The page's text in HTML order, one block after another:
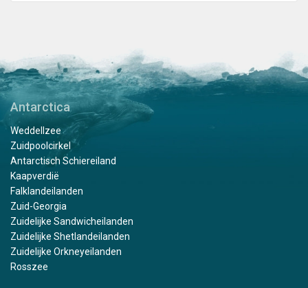
Antarctica
Weddellzee
Zuidpoolcirkel
Antarctisch Schiereiland
Kaapverdië
Falklandeilanden
Zuid-Georgia
Zuidelijke Sandwicheilanden
Zuidelijke Shetlandeilanden
Zuidelijke Orkneyeilanden
Rosszee